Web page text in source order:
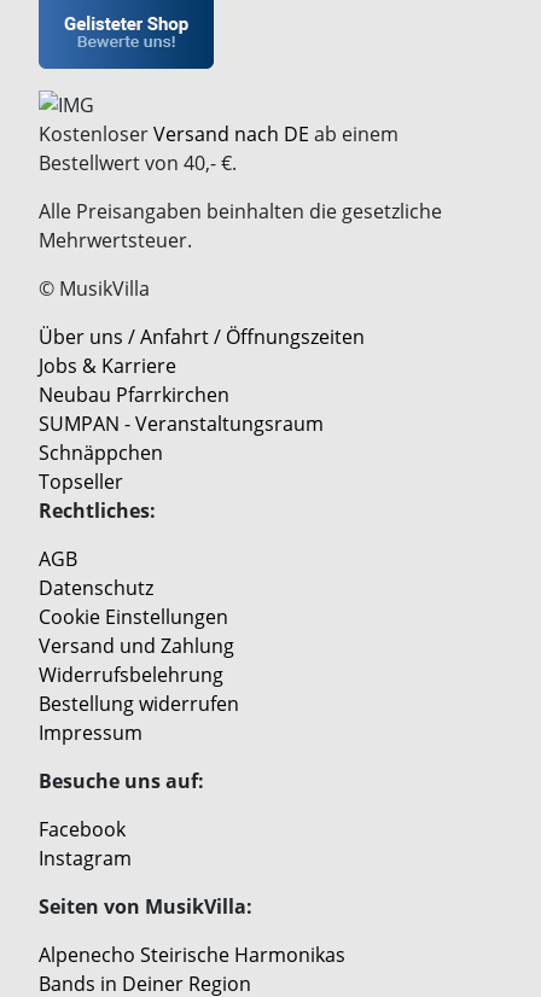
KostenloserVersand nach DE ab einem
Bestellwert von 40,- €.
Alle Preisangaben beinhalten die gesetzliche
Mehrwertsteuer.
© MusikVilla
Über uns / Anfahrt / Öffnungszeiten
Jobs & Karriere
Neubau Pfarrkirchen
SUMPAN - Veranstaltungsraum
Schnäppchen
Topseller
Rechtliches:
AGB
Datenschutz
Cookie Einstellungen
Versand und Zahlung
Widerrufsbelehrung
Bestellung widerrufen
Impressum
Besuche uns auf:
Facebook
Instagram
Seiten von MusikVilla:
Alpenecho Steirische Harmonikas
Bands in Deiner Region